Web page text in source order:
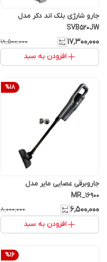
جارو شارژی بلک اند دکر مدل
SVB520JW
۱۷٬۳۰۰٬۰۰۰ ۱۸٬۵۰۰٬۰۰۰
افزودن به سبد
%18
جاروبرقی عصایی مایر مدل
MR_16900
۶٬۵۰۰٬۰۰۰ ۸٬۰۰۰٬۰۰۰
افزودن به سبد
%16